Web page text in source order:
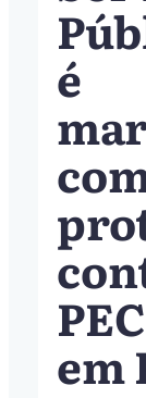
é
em